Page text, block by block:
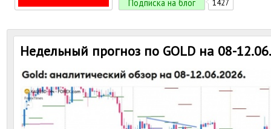
Подписка на блог 1427
Недельный прогноз по GOLD на 08-